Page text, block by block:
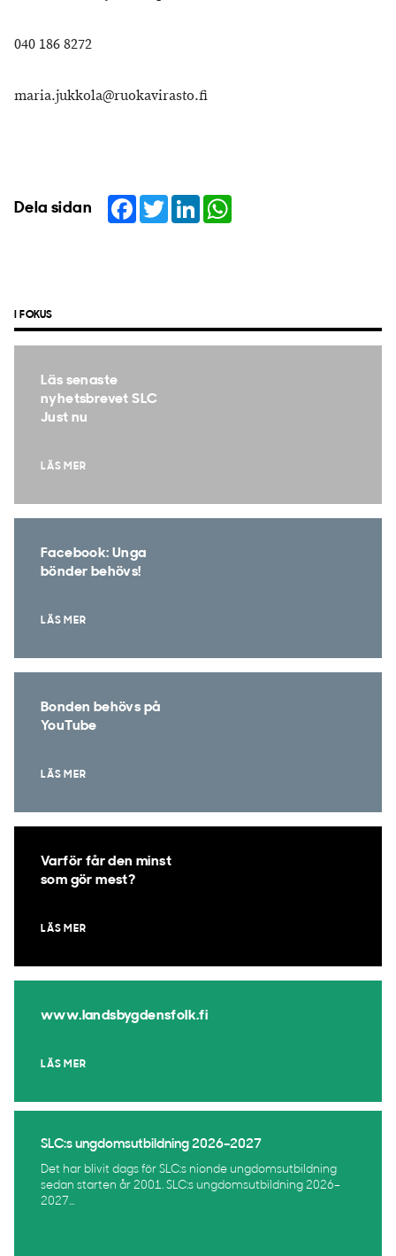
040 186 8272
maria.jukkola@ruokavirasto.fi
Dela sidan Facebook
TwitterLinkedIn
I FOKUS
Läs senaste
nyhetsbrevet SLC
Just nu
LÄS MER
Facebook: Unga
bönder behövs!
LÄS MER
Bonden behövs på
YouTube
LÄS MER
Varför får den minst
som gör mest?
LÄS MER
www.landsbygdensfolk.fi
LÄS MER
SLC:s ungdomsutbildning 2026–2027
Det har blivit dags för SLC:s nionde ungdomsutbildning
sedan starten år 2001. SLC:s ungdomsutbildning 2026–
2027...